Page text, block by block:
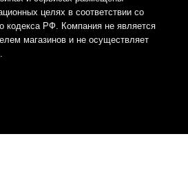
целях в соответствии со
кодекса РФ. Компания не является
магазинов и не осуществляет